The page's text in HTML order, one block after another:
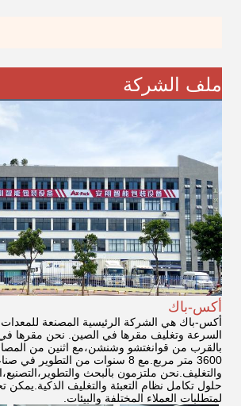
ملف الشركة
أكس-باك
أكس-باك هي الشركة الرئيسية المصنعة للمعدات
السرعة وتغليف مقرها في الصين. نحن مقرها في
بالقرب من قوانغتشو وشنشن،مع اثنين من
3600 متر مربع.مع 8 سنوات من التطوير في
والتغليف.نحن ملتزمون بالبحث
حلول تكامل نظام التعبئة والتغليف الذكية.يمكن
لمتطلبات العملاء المختلفة والبيئات.